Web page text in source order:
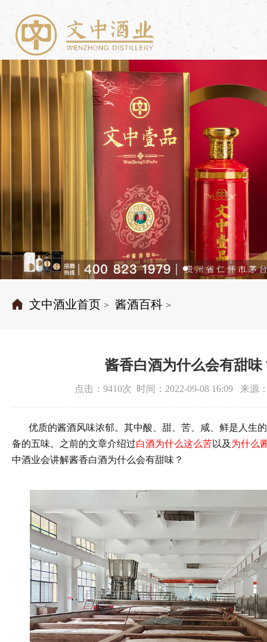
文中酒业首页 > 酱酒百科 >
酱香白酒为什么会有甜味
点击：9410次 时间：2022-09-08 16:09 来源
优质的酱酒风味浓郁。 其中酸、甜、苦、咸、鲜是人生
备的五味。 之前的文章介绍过白酒为什么这么苦以及 为什么
中酒业会讲解酱香白酒为什么会有甜味？